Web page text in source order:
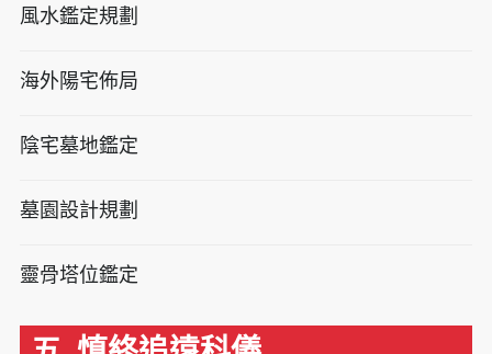
風水鑑定規劃
海外陽宅佈局
陰宅墓地鑑定
墓園設計規劃
靈骨塔位鑑定